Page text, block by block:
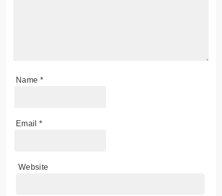
Name *
Email *
Website